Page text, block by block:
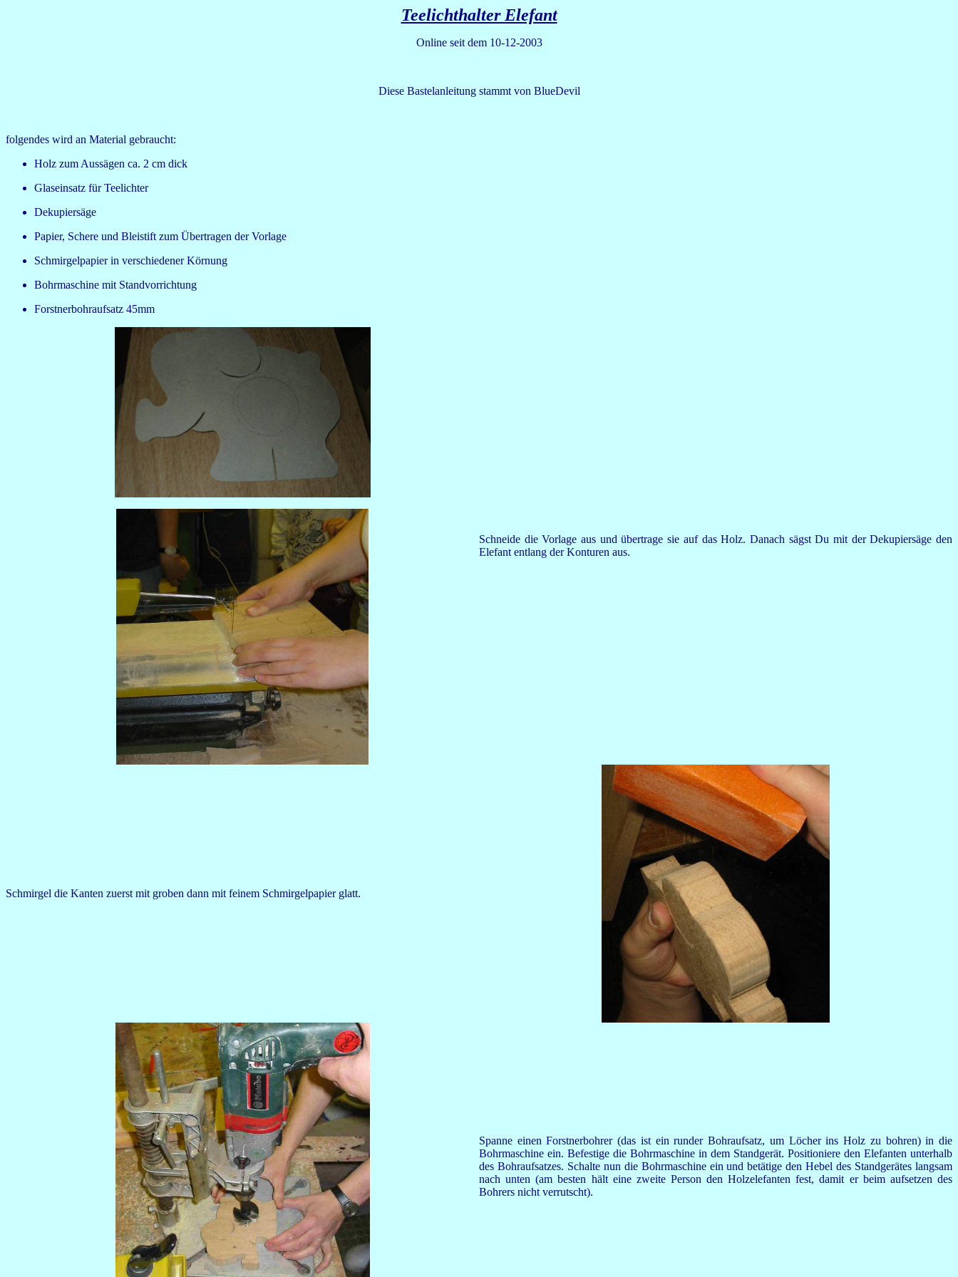
Teelichthalter Elefant
Online seit dem 10-12-2003
Diese Bastelanleitung stammt von BlueDevil
folgendes wird an Material gebraucht:
Holz zum Aussägen ca. 2 cm dick
Glaseinsatz für Teelichter
Dekupiersäge
Papier, Schere und Bleistift zum Übertragen der Vorlage
Schmirgelpapier in verschiedener Körnung
Bohrmaschine mit Standvorrichtung
Forstnerbohraufsatz 45mm
Schneide die Vorlage aus und übertrage sie auf das Holz. Danach sägst Du mit der Dekupiersäge den
Elefant entlang der Konturen aus.
Schmirgel die Kanten zuerst mit groben dann mit feinem Schmirgelpapier glatt.
Spanne einen Forstnerbohrer (das ist ein runder Bohraufsatz, um Löcher ins Holz zu bohren) in die
Bohrmaschine ein. Befestige die Bohrmaschine in dem Standgerät. Positioniere den Elefanten unterhalb
des Bohraufsatzes. Schalte nun die Bohrmaschine ein und betätige den Hebel des Standgerätes langsam
nach unten (am besten hält eine zweite Person den Holzelefanten fest, damit er beim aufsetzen des
Bohrers nicht verrutscht).